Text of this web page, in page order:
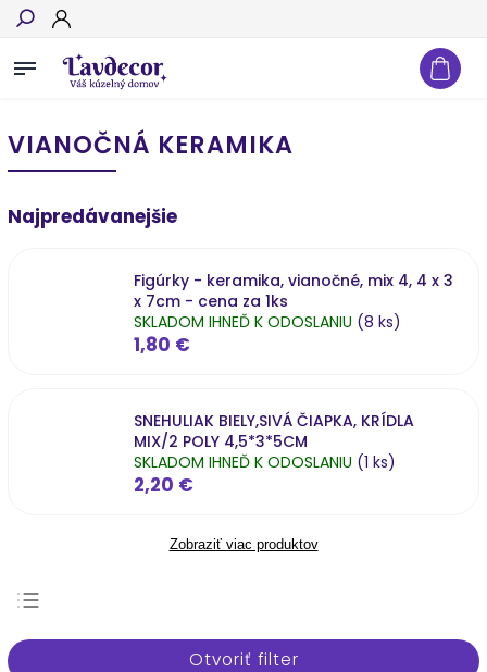
Hľadať
VIANOČNÁ KERAMIKA
Najpredávanejšie
Figúrky - keramika, vianočné, mix 4, 4 x 3
x 7cm - cena za 1ks
SKLADOM IHNEĎ K ODOSLANIU (8 ks)
1,80 €
SNEHULIAK BIELY,SIVÁ ČIAPKA, KRÍDLA
MIX/2 POLY 4,5*3*5CM
SKLADOM IHNEĎ K ODOSLANIU (1 ks)
2,20 €
Zobraziť viac produktov
Najpredávanejšie
Otvoriť filter